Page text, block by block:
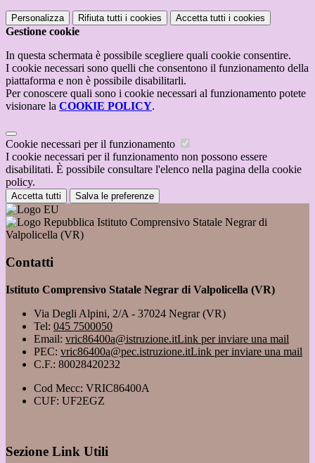
Personalizza Rifiuta tutti i cookies Accetta tutti i cookies
Gestione cookie
In questa schermata è possibile scegliere quali cookie consentire.
I cookie necessari sono quelli che consentono il funzionamento della
piattaforma e non è possibile disabilitarli.
Per conoscere quali sono i cookie necessari al funzionamento potete
visionare la COOKIE POLICY.
Cookie necessari per il funzionamento
I cookie necessari per il funzionamento non possono essere
disabilitati. È possibile consultare l'elenco nella pagina della cookie
policy.
Accetta tutti Salva le preferenze
Istituto Comprensivo Statale Negrar di
Valpolicella (VR)
Contatti
Istituto Comprensivo Statale Negrar di Valpolicella (VR)
Via Degli Alpini, 2/A - 37024 Negrar (VR)
Tel: 045 7500050
Email: vric86400a@istruzione.itLink per inviare una mail
PEC: vric86400a@pec.istruzione.itLink per inviare una mail
C.F.: 80028420232
Cod Mecc: VRIC86400A
CUF: UF2EGZ
Sezione Link Utili